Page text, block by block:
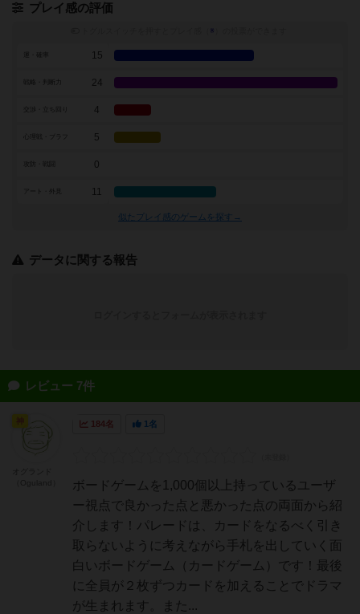
プレイ感の評価
※
15
戦略・判断力 24
4
5
0
アート・外見 11
似たプレイ感のゲームを探す→
データに関する報告
レビュー 7件
184名 1名
ボードゲームを1,000個以上持っているユーザ
ー視点で良かった点と悪かった点の両面から紹
介します！パレードは、カードをなるべく引き
取らないように考えながら手札を出していく面
白いボードゲーム（カードゲーム）です！最後
に全員が２枚ずつカードを加えることでドラマ
が生まれます。また...